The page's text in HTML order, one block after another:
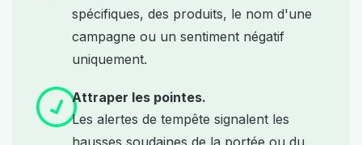
spécifiques, des produits, le nom d'une
campagne ou un sentiment négatif
uniquement.
Attraper les pointes.
Les alertes de tempête signalent les
hausses soudaines de la portée ou du